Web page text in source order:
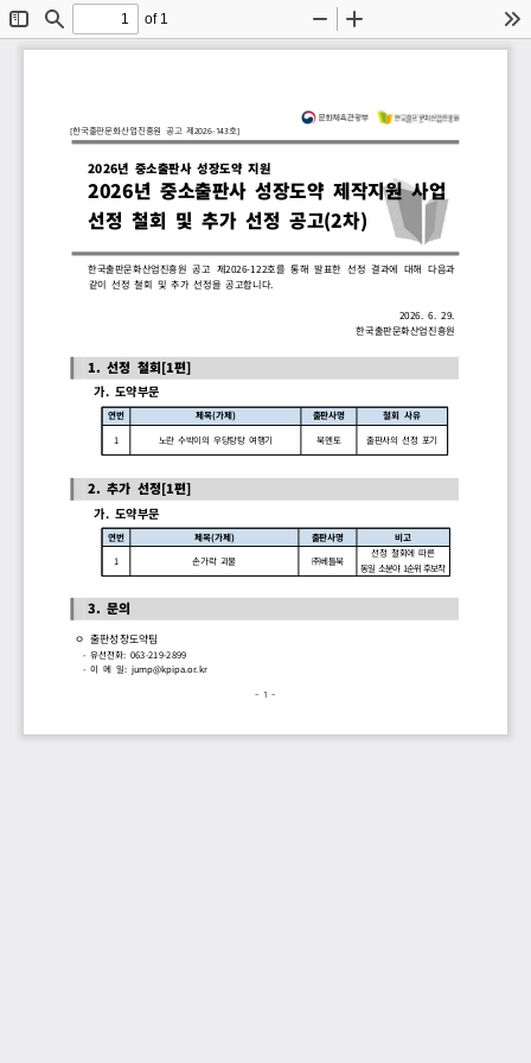
Toggle
Sidebar
Find
of 1
Zoom
Out
In
- 1 -
한국출판문화산업진흥원 공고 제 호
[ 2026-143 ]
선정 堺
철회 편
1. [1 ]
가 도약부문
     .
연번 제목 가제
(  ) 출판사명 철회 堺
사유
1 노란堺수박이의 堺
우당탕탕堺여행기 북멘토 출판사의 堺
선정 堺
포기
추가 堺
선정 편
2. [1 ]
가 도약부문
     .
연번 제목 가제
(  ) 출판사명 비고
1 손가락堺괴물 베틀북
(주)
선정 堺
철회에 堺따른
동일 堺
소분야堺순위 堺
후보작
1
문의
3.
ﾷ堺 출판성장도약팀
유선전화
   -     : 063-219-2899
이
堺
메 堺
일
   -
: jump@kpipa.or.kr
년 堺
중소출판사堺성장도약堺지원
2026
년 堺
중소출판사堺성장도약 堺
제작지원堺사업
2026
선정 堺
철회 堺
및 堺
추가堺선정 堺
공고 차
(2 )
한국출판문화산업진흥원 堺공고 堺제 호를 堺통해 堺발표한 堺선정 堺결과에 堺대해 堺다음과堺
2026-122
같이
堺선정 堺철회 堺및 堺추가堺선정을 堺공고합니다.
2026. 6. 29.
한국출판문화산업진흥원